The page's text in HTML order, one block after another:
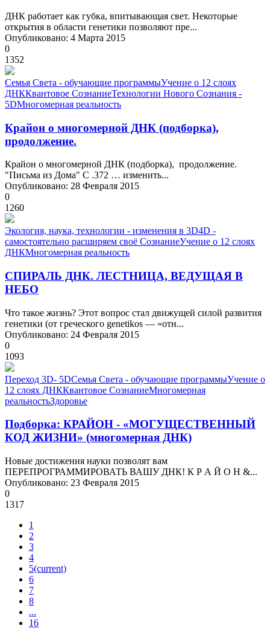
ДНК работает как губка, впитывающая свет. Некоторые
открытия в области генетики позволяют пре...
Опубликовано: 4 Марта 2015
0
1352
Семья Света - обучающие программыУчение о 12 слоях
ДНККвантовое СознаниеТехнологии Нового Сознания -
5DМногомерная реальность
Крайон о многомерной ДНК (подборка),
продолжение.
Крайон о многомерной ДНК (подборка), продолжение.
"Письма из Дома" С .372 … изменить...
Опубликовано: 28 Февраля 2015
0
1260
Экология, наука, технологии - изменения в 3D4D -
самостоятельно расширяем своё СознаниеУчение о 12 слоях
ДНКМногомерная реальность
СПИРАЛЬ ДНК. ЛЕСТНИЦА, ВЕДУЩАЯ В
НЕБО
Что такое жизнь? Этот вопрос стал движущей силой развития
генетики (от греческого genetikos — «отн...
Опубликовано: 24 Февраля 2015
0
1093
Переход 3D- 5DСемья Света - обучающие программыУчение о
12 слоях ДНККвантовое СознаниеМногомерная
реальностьЗдоровье
Подборка: КРАЙОН - «МОГУЩЕСТВЕННЫЙ
КОД ЖИЗНИ» (многомерная ДНК)
Новые достижения науки позволят вам
ПЕРЕПРОГРАММИРОВАТЬ ВАШУ ДНК! К Р А Й О Н &...
Опубликовано: 23 Февраля 2015
0
1317
1
2
3
4
5(current)
6
7
8
...
16